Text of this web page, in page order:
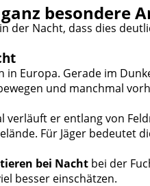
besondere
der Nacht, dass dies
Europa. Gerade im
und manchmal
er entlang von
Für Jäger bedeutet
bei Nacht bei der
besser einschätzen.